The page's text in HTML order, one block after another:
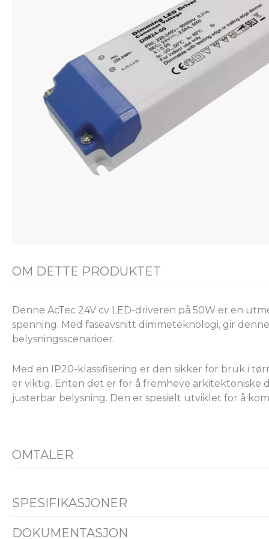
OM DETTE PRODUKTET
Denne AcTec 24V cv LED-driveren på 50W er en
spenning. Med faseavsnitt dimmeteknologi, gir
belysningsscenarioer.
Med en IP20-klassifisering er den sikker for bruk i
er viktig. Enten det er for å fremheve arkitektoniske
justerbar belysning. Den er spesielt utviklet for å
OMTALER
SPESIFIKASJONER
PRODUKT
DOKUMENTASJON